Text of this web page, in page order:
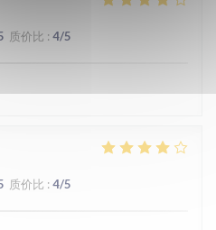
质价比 : 4/5
质价比 : 4/5